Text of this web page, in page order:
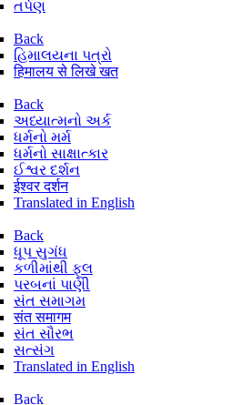
તર્પણ
Back
હિમાલયના પત્રો
हिमालय से लिखे खत
Back
અધ્યાત્મનો અર્ક
ધર્મનો મર્મ
ધર્મનો સાક્ષાત્કાર
ઈશ્વર દર્શન
ईश्वर दर्शन
Translated in English
Back
ધૂપ સુગંધ
કળીમાંથી ફૂલ
પરબનાં પાણી
સંત સમાગમ
संत समागम
સંત સૌરભ
સત્સંગ
Translated in English
Back